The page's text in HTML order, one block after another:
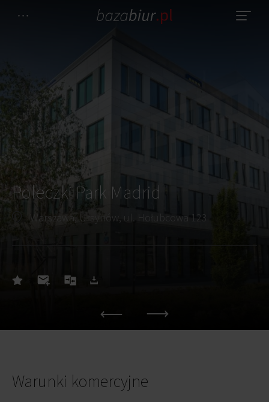
Poleczki Park Madrid
Warszawa, Ursynów, ul. Hołubcowa 123
Warunki komercyjne